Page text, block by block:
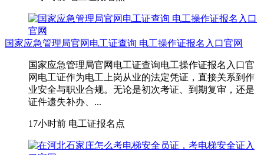
国家应急管理局官网电工证查询 电工操作证报名入口官网
国家应急管理局官网电工证查询电工操作证报名入口官
网电工证作为电工上岗从业的法定凭证，直接关系到作
业安全与职业合规。无论是初次考证、到期复审，还是
证件遗失补办、...
17小时前 电工证报名点